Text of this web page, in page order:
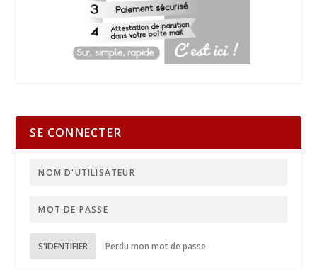
SE CONNECTER
S'IDENTIFIER Perdu mon mot de passe